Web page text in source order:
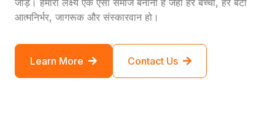
आत्मनिर्भर, जागरूक और संस्कारवान हो।
Learn More Contact Us